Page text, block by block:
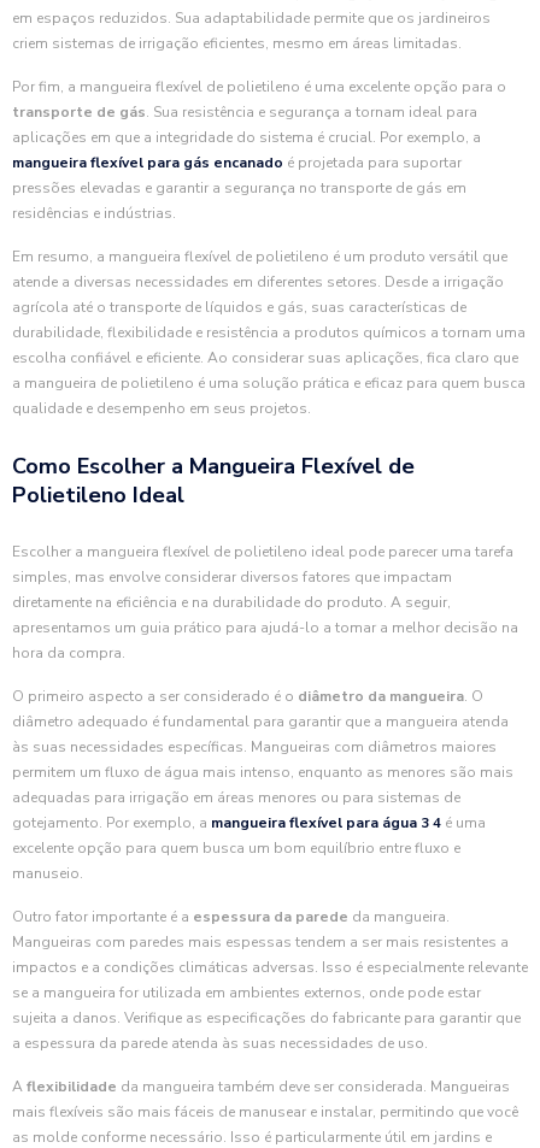
em espaços reduzidos. Sua adaptabilidade permite que os jardineiros
criem sistemas de irrigação eficientes, mesmo em áreas limitadas.
Por fim, a mangueira flexível de polietileno é uma excelente opção para o
transporte de gás. Sua resistência e segurança a tornam ideal para
aplicações em que a integridade do sistema é crucial. Por exemplo, a
mangueira flexível para gás encanado é projetada para suportar
pressões elevadas e garantir a segurança no transporte de gás em
residências e indústrias.
Em resumo, a mangueira flexível de polietileno é um produto versátil que
atende a diversas necessidades em diferentes setores. Desde a irrigação
agrícola até o transporte de líquidos e gás, suas características de
durabilidade, flexibilidade e resistência a produtos químicos a tornam uma
escolha confiável e eficiente. Ao considerar suas aplicações, fica claro que
a mangueira de polietileno é uma solução prática e eficaz para quem busca
qualidade e desempenho em seus projetos.
Como Escolher a Mangueira Flexível de
Polietileno Ideal
Escolher a mangueira flexível de polietileno ideal pode parecer uma tarefa
simples, mas envolve considerar diversos fatores que impactam
diretamente na eficiência e na durabilidade do produto. A seguir,
apresentamos um guia prático para ajudá-lo a tomar a melhor decisão na
hora da compra.
O primeiro aspecto a ser considerado é o diâmetro da mangueira. O
diâmetro adequado é fundamental para garantir que a mangueira atenda
às suas necessidades específicas. Mangueiras com diâmetros maiores
permitem um fluxo de água mais intenso, enquanto as menores são mais
adequadas para irrigação em áreas menores ou para sistemas de
gotejamento. Por exemplo, a mangueira flexível para água 3 4 é uma
excelente opção para quem busca um bom equilíbrio entre fluxo e
manuseio.
Outro fator importante é a espessura da parede da mangueira.
Mangueiras com paredes mais espessas tendem a ser mais resistentes a
impactos e a condições climáticas adversas. Isso é especialmente relevante
se a mangueira for utilizada em ambientes externos, onde pode estar
sujeita a danos. Verifique as especificações do fabricante para garantir que
a espessura da parede atenda às suas necessidades de uso.
Aflexibilidade da mangueira também deve ser considerada. Mangueiras
mais flexíveis são mais fáceis de manusear e instalar, permitindo que você
as molde conforme necessário. Isso é particularmente útil em jardins e